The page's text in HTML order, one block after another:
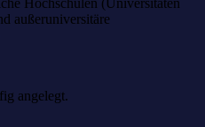
Hochschulen (Universitäten
außeruniversitäre
angelegt.